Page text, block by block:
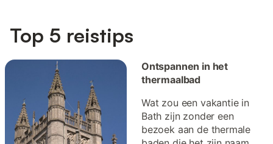
Top 5 reistips
Ontspannen in het
thermaalbad
Wat zou een vakantie in
Bath zijn zonder een
bezoek aan de thermale